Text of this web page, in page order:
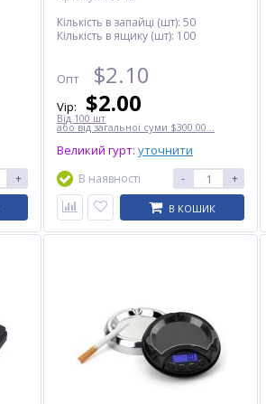
+
Кількість в запайці (шт): 50
Кількість в ящику (шт): 100
Опт $2.10
Vip: $2.00
Від 100 шт
або від загальної суми $300.00...
Великий гурт: уточнити
В наявності - +
В КОШИК